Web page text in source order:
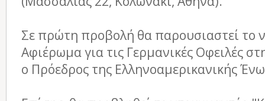
Σε πρώτη προβολή θα παρουσιαστεί το
Αφιέρωμα για τις Γερμανικές Οφειλές
ο Πρόεδρος της Ελληνοαμερικανικής